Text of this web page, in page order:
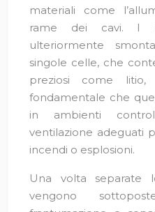
materiali come
rame dei cavi. I
ulteriormente
singole celle, che
preziosi come
fondamentale che
in ambienti
ventilazione adeguati
incendi o esplosioni.
Una volta separate
vengono